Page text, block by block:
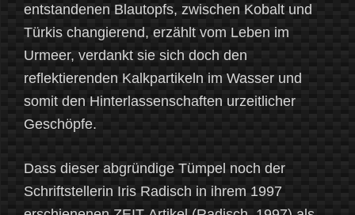
entstandenen Blautopfs, zwischen Kobalt und
Türkis changierend, erzählt vom Leben im
Urmeer, verdankt sie sich doch den
reflektierenden Kalkpartikeln im Wasser und
somit den Hinterlassenschaften urzeitlicher
Geschöpfe.
Dass dieser abgründige Tümpel noch der
Schriftstellerin Iris Radisch in ihrem 1997